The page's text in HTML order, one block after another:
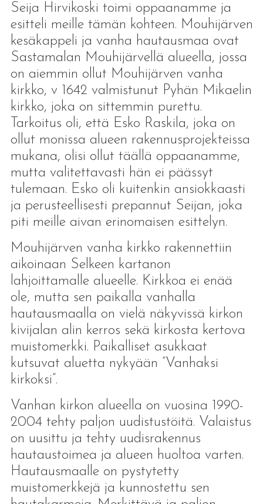
Seija Hirvikoski toimi oppaanamme ja
esitteli meille tämän kohteen. Mouhijärven
kesäkappeli ja vanha hautausmaa ovat
Sastamalan Mouhijärvellä alueella, jossa
on aiemmin ollut Mouhijärven vanha
kirkko, v 1642 valmistunut Pyhän Mikaelin
kirkko, joka on sittemmin purettu.
Tarkoitus oli, että Esko Raskila, joka on
ollut monissa alueen rakennusprojekteissa
mukana, olisi ollut täällä oppaanamme,
mutta valitettavasti hän ei päässyt
tulemaan. Esko oli kuitenkin ansiokkaasti
ja perusteellisesti prepannut Seijan, joka
piti meille aivan erinomaisen esittelyn.
Mouhijärven vanha kirkko rakennettiin
aikoinaan Selkeen kartanon
lahjoittamalle alueelle. Kirkkoa ei enää
ole, mutta sen paikalla vanhalla
hautausmaalla on vielä näkyvissä kirkon
kivijalan alin kerros sekä kirkosta kertova
muistomerkki. Paikalliset asukkaat
kutsuvat aluetta nykyään ”Vanhaksi
kirkoksi”.
Vanhan kirkon alueella on vuosina 1990-
2004 tehty paljon uudistustöitä. Valaistus
on uusittu ja tehty uudisrakennus
hautaustoimea ja alueen huoltoa varten.
Hautausmaalle on pystytetty
muistomerkkejä ja kunnostettu sen